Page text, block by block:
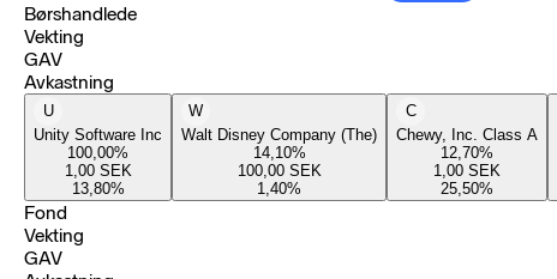
Børshandlede
Vekting
GAV
Avkastning
U
Unity Software Inc
100,00%
1,00 SEK
13,80%
W
Walt Disney Company (The)
14,10%
100,00 SEK
1,40%
C
Chewy, Inc. Class A
12,70%
1,00 SEK
25,50%
Fond
Vekting
GAV